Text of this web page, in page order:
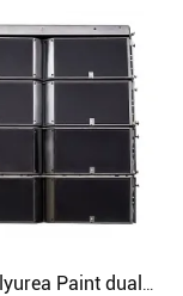
KA-2 Polyurea Paint dualer 12-Zoll-3-Wege-Audio-Line-Array-Lautsprecher